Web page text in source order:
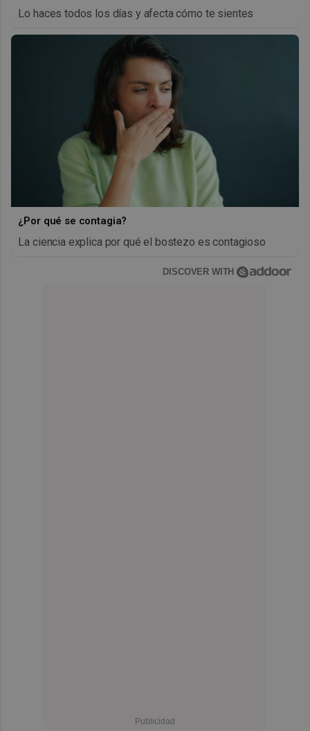
Lo haces todos los días y afecta cómo te sientes
¿Por qué se contagia?
La ciencia explica por qué el bostezo es contagioso
DISCOVER WITH